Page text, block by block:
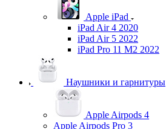
Apple iPad
iPad Air 4 2020
iPad Air 5 2022
iPad Pro 11 M2 2022
Наушники и гарнитуры
Apple Airpods 4
Apple Airpods Pro 3